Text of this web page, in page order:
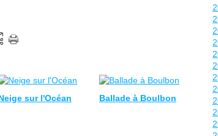
sur l'Océan Ballade à Boulbon